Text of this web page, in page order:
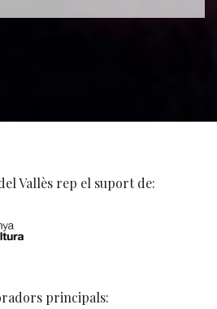
Vallès rep el suport de:
principals: